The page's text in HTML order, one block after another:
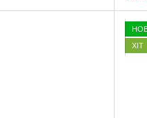
ХІТ